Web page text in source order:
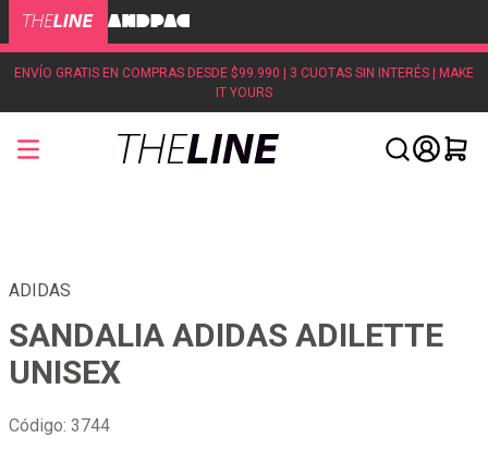
ENVÍO GRATIS EN COMPRAS DESDE $99.990 | 3 CUOTAS SIN INTERÉS | MAKE
IT YOURS
ADIDAS
SANDALIA ADIDAS ADILETTE
UNISEX
Código: 3744